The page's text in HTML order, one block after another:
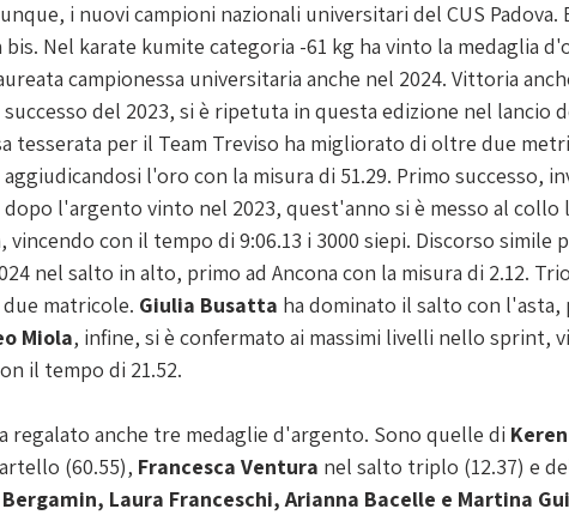
i nuovi campioni nazionali universitari del CUS Padova.
Nel karate kumite categoria -61 kg ha vinto la medaglia
campionessa universitaria anche nel 2024. Vittoria
del 2023, si è ripetuta in questa edizione nel lancio
tesserata per il Team Treviso ha migliorato di oltre due
l'oro con la misura di 51.29. Primo successo,
dopo l'argento vinto nel 2023, quest'anno si è messo al collo
vincendo con il tempo di 9:06.13 i 3000 siepi. Discorso simile
nel salto in alto, primo ad Ancona con la misura di 2.12.
matricole. Giulia Busatta ha dominato il salto con
Miola, infine, si è confermato ai massimi livelli nello sprint,
il tempo di 21.52.
regalato anche tre medaglie d'argento. Sono quelle di
(60.55), Francesca Ventura nel salto triplo (12.37) e
Laura Franceschi, Arianna Bacelle e Martina